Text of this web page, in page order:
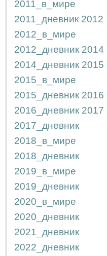
2011_в_мире
2011_дневник 2012
2012_в_мире
2012_дневник 2014
2014_дневник 2015
2015_в_мире
2015_дневник 2016
2016_дневник 2017
2017_дневник
2018_в_мире
2018_дневник
2019_в_мире
2019_дневник
2020_в_мире
2020_дневник
2021_дневник
2022_дневник